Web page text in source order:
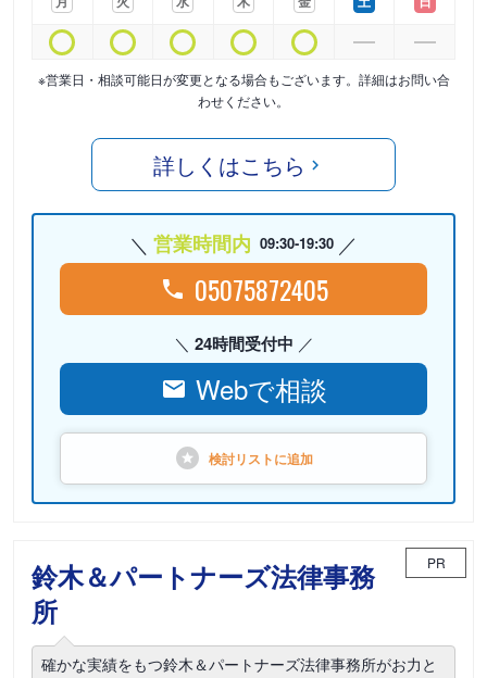
※営業日・相談可能日が変更となる場合もございます。詳細はお問い合
わせください。
詳しくはこちら
営業時間内 09:30-19:30
05075872405
24時間受付中
Webで相談
検討リストに追加
鈴木＆パートナーズ法律事務
所
PR
確かな実績をもつ鈴木＆パートナーズ法律事務所がお力と